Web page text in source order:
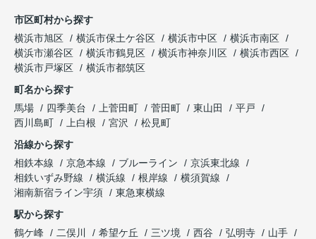
市区町村から探す
横浜市旭区
横浜市保土ケ谷区 横浜市中区
横浜市南区
横浜市瀬谷区
横浜市鶴見区 横浜市神奈川区
横浜市西区
横浜市戸塚区
横浜市都筑区
町名から探す
馬場
四季美台 上菅田町 菅田町 東山田
平戸
西川島町
上白根 宮沢
松見町
沿線から探す
相鉄本線
京急本線 ブルーライン
京浜東北線
相鉄いずみ野線
横浜線 根岸線
横須賀線
湘南新宿ライン宇須
東急東横線
駅から探す
鶴ケ峰
二俣川 希望ケ丘 三ツ境 西谷 弘明寺
山手